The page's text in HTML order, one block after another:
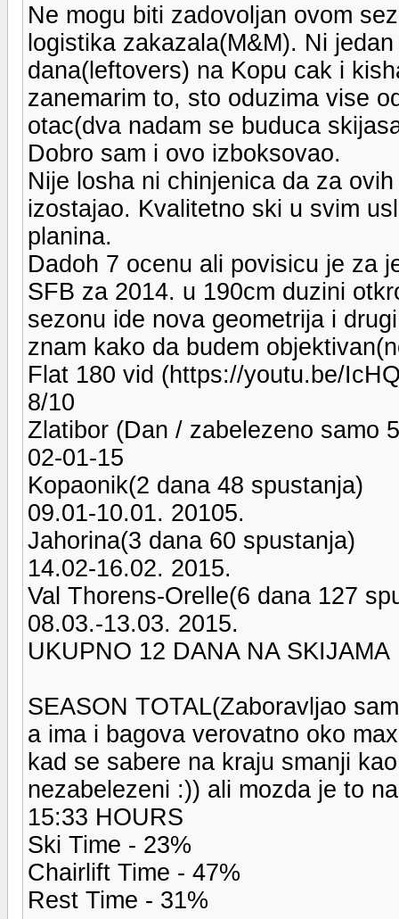
Ne mogu biti zadovoljan ovom
logistika zakazala(M&M). Ni
dana(leftovers) na Kopu cak i
zanemarim to, sto oduzima vise
otac(dva nadam se buduca
Dobro sam i ovo izboksovao.
Nije losha ni chinjenica da za
izostajao. Kvalitetno ski u svim
planina.
Dadoh 7 ocenu ali povisicu je za
SFB za 2014. u 190cm duzini
sezonu ide nova geometrija i
znam kako da budem
Flat 180 vid (https://youtu.be/
8/10
Zlatibor (Dan / zabelezeno samo
02-01-15
Kopaonik(2 dana 48 spustanja)
09.01-10.01. 20105.
Jahorina(3 dana 60 spustanja)
14.02-16.02. 2015.
Val Thorens-Orelle(6 dana 127
08.03.-13.03. 2015.
UKUPNO 12 DANA NA SKIJAMA
SEASON TOTAL(Zaboravljao
a ima i bagova verovatno oko
kad se sabere na kraju smanji
nezabelezeni :)) ali mozda je to
15:33 HOURS
Ski Time - 23%
Chairlift Time - 47%
Rest Time - 31%